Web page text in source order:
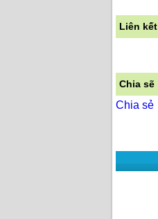
Liên kết
Chia sẽ
Chia sẻ